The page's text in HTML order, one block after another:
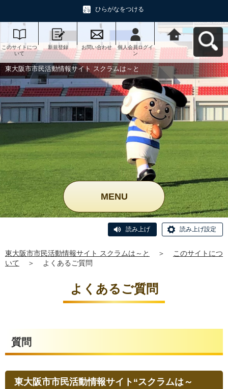
ひらがなをつける
このサイトにつ
いて
新規登録 お問い合わせ
個人会員ログイ
ン
東大阪市市民活
動情報サイト ス
クラムは～とへ
戻る
東大阪市市民活動情報サイト スクラムは～と
MENU
読み上げ 読み上げ設定
東大阪市市民活動情報サイト スクラムは～と ＞
このサイトにつ
いて
＞ よくあるご質問
よくあるご質問
質問
東大阪市市民活動情報サイト“スクラムは～